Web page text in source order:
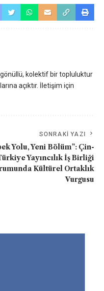
kolektif bir topluluktur
açıktır. İletişim için
SONRAKI YAZI
Yolu, Yeni Bölüm”: Çin-
Yayıncılık İş Birliği
Kültürel Ortaklık
Vurgusu